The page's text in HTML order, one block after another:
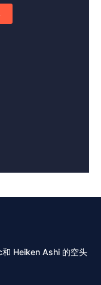
Heiken Ashi 的空头